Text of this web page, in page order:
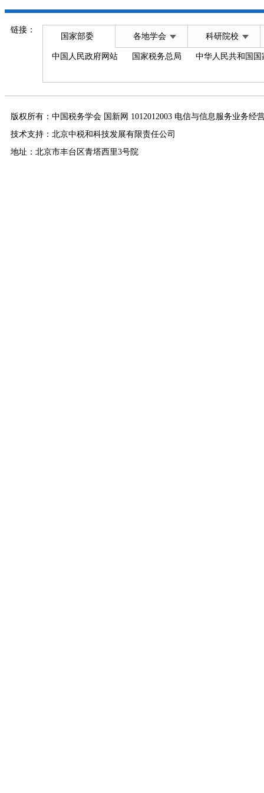
链接：
国家部委 各地学会 科研院校
中国人民政府网站 国家税务总局 中华人民共和国
版权所有：中国税务学会 国新网 1012012003 电信与信息服务业务经
技术支持：北京中税和科技发展有限责任公司
地址：北京市丰台区青塔西里3号院